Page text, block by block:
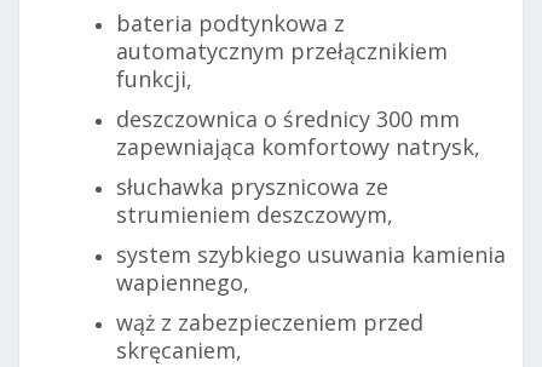
bateria podtynkowa z
automatycznym przełącznikiem
funkcji,
deszczownica o średnicy 300 mm
zapewniająca komfortowy natrysk,
słuchawka prysznicowa ze
strumieniem deszczowym,
system szybkiego usuwania kamienia
wapiennego,
wąż z zabezpieczeniem przed
skręcaniem,